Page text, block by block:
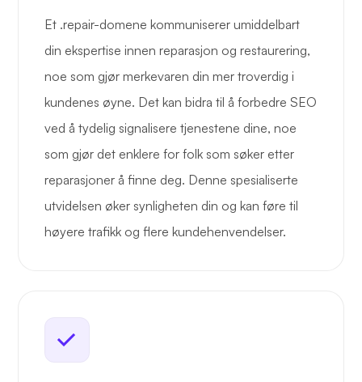
Et .repair-domene kommuniserer umiddelbart
din ekspertise innen reparasjon og restaurering,
noe som gjør merkevaren din mer troverdig i
kundenes øyne. Det kan bidra til å forbedre SEO
ved å tydelig signalisere tjenestene dine, noe
som gjør det enklere for folk som søker etter
reparasjoner å finne deg. Denne spesialiserte
utvidelsen øker synligheten din og kan føre til
høyere trafikk og flere kundehenvendelser.